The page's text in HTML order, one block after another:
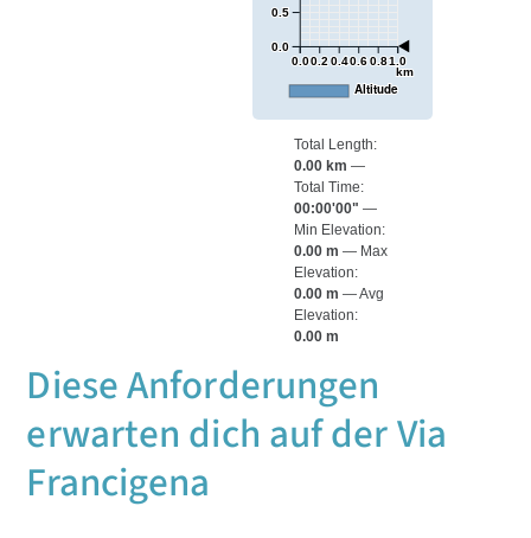
0.00.20.40.60.81.0
km
0.0
0.5
Altitude
Total Length:
0.00 km
Total Time:
00:00'00"
Min Elevation:
0.00 m
Max
Elevation:
0.00 m
Avg
Elevation:
0.00 m
Diese Anforderungen
erwarten dich auf der Via
Francigena